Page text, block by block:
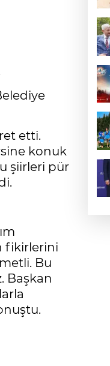
etti.
konuk
şiirleri pür
fikirlerini
Bu
Başkan